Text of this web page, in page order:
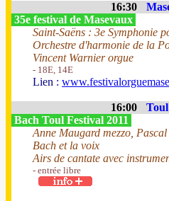
16:30
35e festival de Masevaux
Saint-Saëns : 3e Symphonie
Orchestre d'harmonie de la
Vincent Warnier orgue
- 18E, 14E
Lien :
16:00
Bach Toul Festival 2011
Anne Maugard mezzo,
Bach et la voix
Airs de cantate avec
- entrée libre